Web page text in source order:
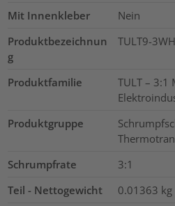
Mit Innenkleber
Nein
Produktbezeichnun
g
TULT9-
Produktfamilie
TULT – 3:1
Produktgruppe
Schrumpfrate
3:1
Teil - Nettogewicht
0.01363 kg